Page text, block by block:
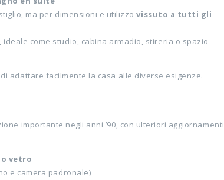
ma per dimensioni e utilizzovissuto a tutti gli
, ideale come studio, cabina armadio, stireria o spazio
adattare facilmente la casa alle diverse esigenze.
importante negli anni ’90, con ulteriori aggiornamenti
vetro
e camera padronale)